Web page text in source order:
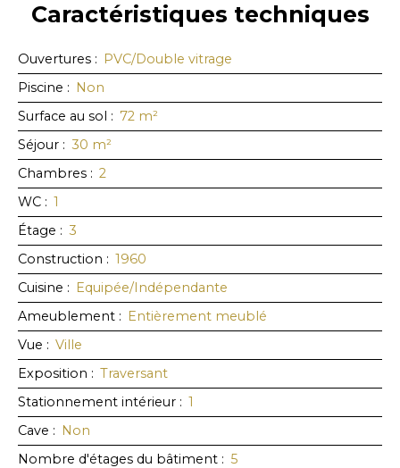
Caractéristiques techniques
Ouvertures : PVC/Double vitrage
Piscine : Non
Surface au sol : 72 m²
Séjour : 30 m²
Chambres : 2
WC : 1
Étage : 3
Construction : 1960
Cuisine : Equipée/Indépendante
Ameublement : Entièrement meublé
Vue : Ville
Exposition : Traversant
Stationnement intérieur : 1
Cave : Non
Nombre d'étages du bâtiment : 5